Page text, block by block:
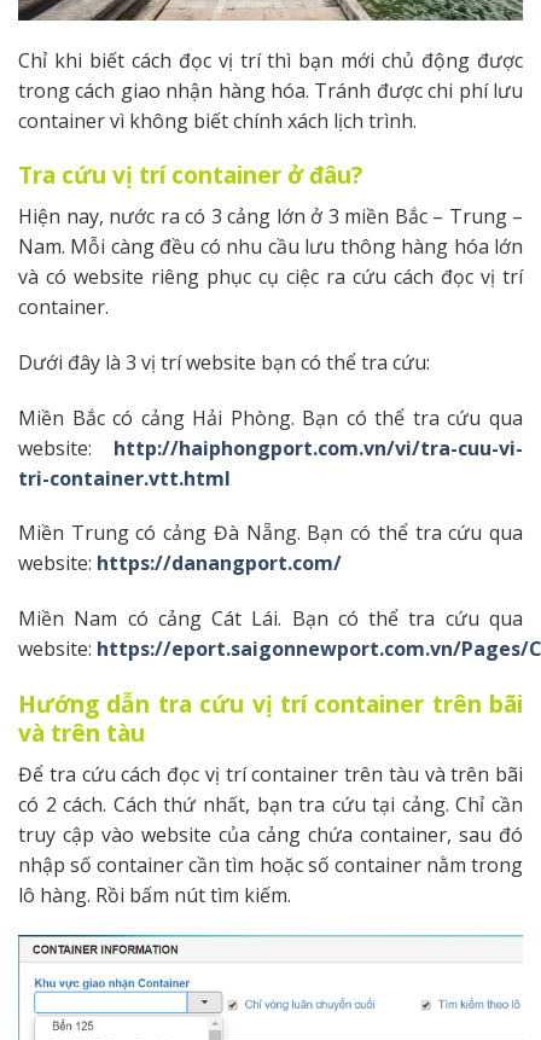
Chỉ khi biết cách đọc vị trí thì bạn mới chủ động được
trong cách giao nhận hàng hóa. Tránh được chi phí lưu
container vì không biết chính xách lịch trình.
Tra cứu vị trí container ở đâu?
Hiện nay, nước ra có 3 cảng lớn ở 3 miền Bắc – Trung –
Nam. Mỗi càng đều có nhu cầu lưu thông hàng hóa lớn
và có website riêng phục cụ ciệc ra cứu cách đọc vị trí
container.
Dưới đây là 3 vị trí website bạn có thể tra cứu:
Miền Bắc có cảng Hải Phòng. Bạn có thể tra cứu qua
website: http://haiphongport.com.vn/vi/tra-cuu-vi-
tri-container.vtt.html
Miền Trung có cảng Đà Nẵng. Bạn có thể tra cứu qua
website: https://danangport.com/
Miền Nam có cảng Cát Lái. Bạn có thể tra cứu qua
website: https://eport.saigonnewport.com.vn/Pages/
Hướng dẫn tra cứu vị trí container trên bãi
và trên tàu
Để tra cứu cách đọc vị trí container trên tàu và trên bãi
có 2 cách. Cách thứ nhất, bạn tra cứu tại cảng. Chỉ cần
truy cập vào website của cảng chứa container, sau đó
nhập số container cần tìm hoặc số container nằm trong
lô hàng. Rồi bấm nút tìm kiếm.